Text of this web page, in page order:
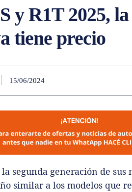
y R1T 2025,
tiene precio
15/06/2024
segunda generación de sus
similar a los modelos que